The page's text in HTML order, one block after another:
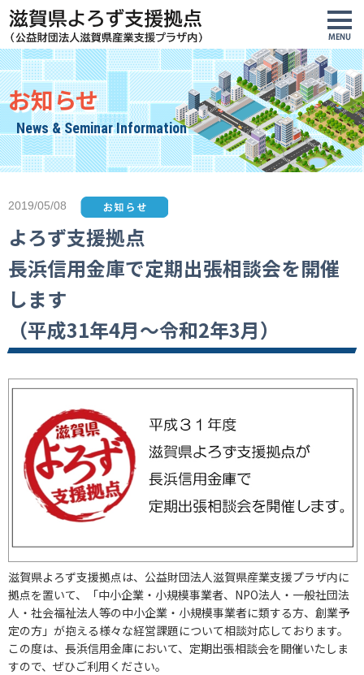
お知らせ
News & Seminar Information
2019/05/08
よろず支援拠点
長浜信用金庫で定期出張相談会を開催
します
（平成31年4月～令和2年3月）
滋賀県よろず支援拠点は、公益財団法人滋賀県産業支援プラザ内に
拠点を置いて、「中小企業・小規模事業者、NPO法人・一般社団法
人・社会福祉法人等の中小企業・小規模事業者に類する方、創業予
定の方」が抱える様々な経営課題について相談対応しております。
この度は、長浜信用金庫において、定期出張相談会を開催いたしま
すので、ぜひご利用ください。